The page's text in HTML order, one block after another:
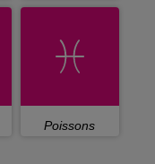
Poissons